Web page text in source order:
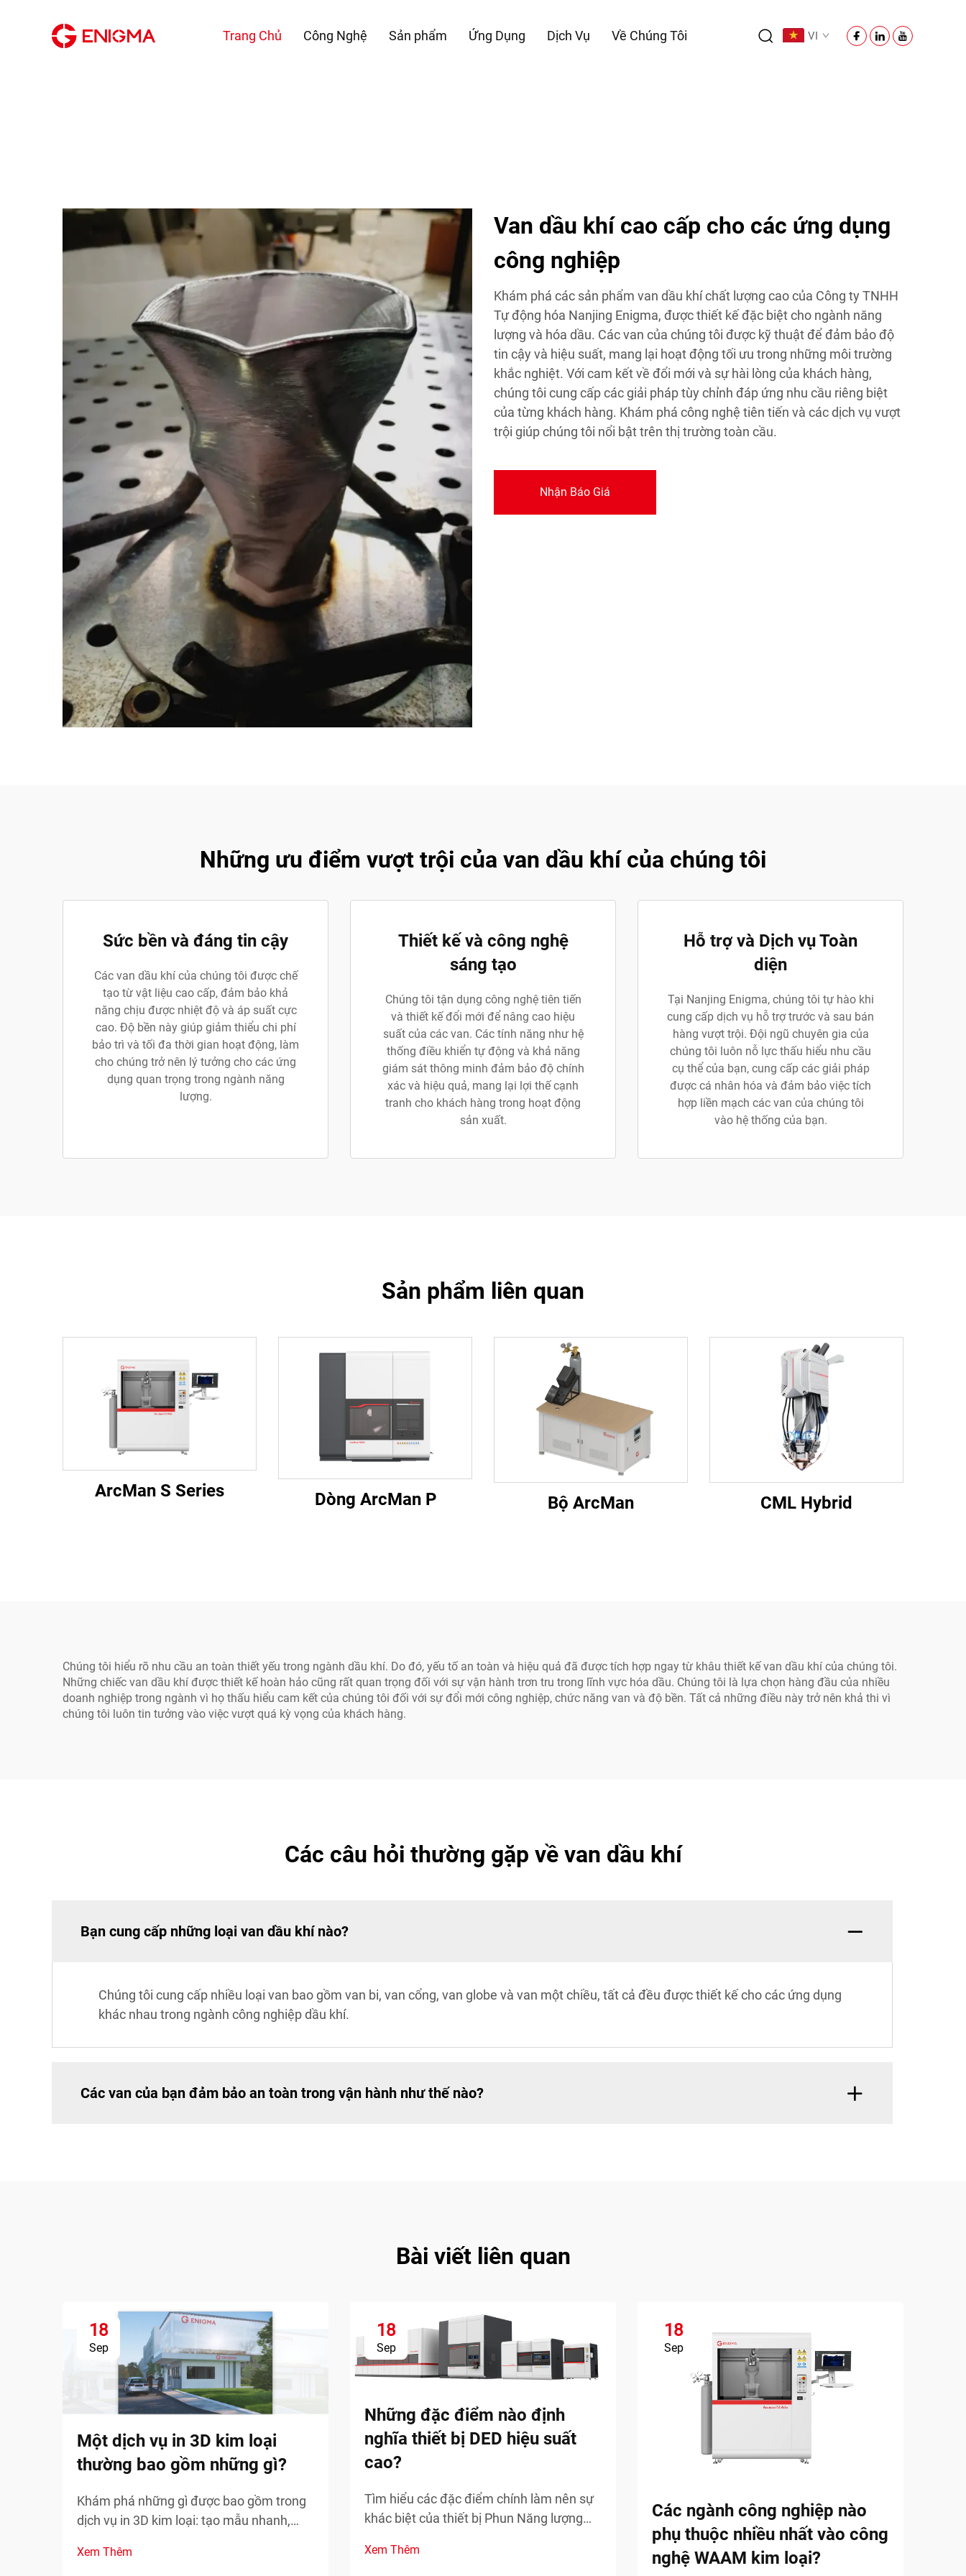
Trang Chủ Công Nghệ Sản phẩm Ứng Dụng Dịch Vụ Về Chúng Tôi VI
Van dầu khí cao cấp cho các ứng dụng
công nghiệp
Khám phá các sản phẩm van dầu khí chất lượng cao của Công ty TNHH
Tự động hóa Nanjing Enigma, được thiết kế đặc biệt cho ngành năng
lượng và hóa dầu. Các van của chúng tôi được kỹ thuật để đảm bảo độ
tin cậy và hiệu suất, mang lại hoạt động tối ưu trong những môi trường
khắc nghiệt. Với cam kết về đổi mới và sự hài lòng của khách hàng,
chúng tôi cung cấp các giải pháp tùy chỉnh đáp ứng nhu cầu riêng biệt
của từng khách hàng. Khám phá công nghệ tiên tiến và các dịch vụ vượt
trội giúp chúng tôi nổi bật trên thị trường toàn cầu.
Nhận Báo Giá
Những ưu điểm vượt trội của van dầu khí của chúng tôi
Sức bền và đáng tin cậy
Các van dầu khí của chúng tôi được chế
tạo từ vật liệu cao cấp, đảm bảo khả
năng chịu được nhiệt độ và áp suất cực
cao. Độ bền này giúp giảm thiểu chi phí
bảo trì và tối đa thời gian hoạt động, làm
cho chúng trở nên lý tưởng cho các ứng
dụng quan trọng trong ngành năng
lượng.
Thiết kế và công nghệ
sáng tạo
Chúng tôi tận dụng công nghệ tiên tiến
và thiết kế đổi mới để nâng cao hiệu
suất của các van. Các tính năng như hệ
thống điều khiển tự động và khả năng
giám sát thông minh đảm bảo độ chính
xác và hiệu quả, mang lại lợi thế cạnh
tranh cho khách hàng trong hoạt động
sản xuất.
Hỗ trợ và Dịch vụ Toàn
diện
Tại Nanjing Enigma, chúng tôi tự hào khi
cung cấp dịch vụ hỗ trợ trước và sau bán
hàng vượt trội. Đội ngũ chuyên gia của
chúng tôi luôn nỗ lực thấu hiểu nhu cầu
cụ thể của bạn, cung cấp các giải pháp
được cá nhân hóa và đảm bảo việc tích
hợp liền mạch các van của chúng tôi
vào hệ thống của bạn.
Sản phẩm liên quan
ArcMan S Series Dòng ArcMan P Bộ ArcMan CML Hybrid
Chúng tôi hiểu rõ nhu cầu an toàn thiết yếu trong ngành dầu khí. Do đó, yếu tố an toàn và hiệu quả đã được tích hợp ngay từ khâu thiết kế van dầu khí của chúng tôi.
Những chiếc van dầu khí được thiết kế hoàn hảo cũng rất quan trọng đối với sự vận hành trơn tru trong lĩnh vực hóa dầu. Chúng tôi là lựa chọn hàng đầu của nhiều
doanh nghiệp trong ngành vì họ thấu hiểu cam kết của chúng tôi đối với sự đổi mới công nghiệp, chức năng van và độ bền. Tất cả những điều này trở nên khả thi vì
chúng tôi luôn tin tưởng vào việc vượt quá kỳ vọng của khách hàng.
Các câu hỏi thường gặp về van dầu khí
Bạn cung cấp những loại van dầu khí nào?
Chúng tôi cung cấp nhiều loại van bao gồm van bi, van cổng, van globe và van một chiều, tất cả đều được thiết kế cho các ứng dụng
khác nhau trong ngành công nghiệp dầu khí.
Các van của bạn đảm bảo an toàn trong vận hành như thế nào?
Bài viết liên quan
18
Sep
Một dịch vụ in 3D kim loại
thường bao gồm những gì?
Khám phá những gì được bao gồm trong
dịch vụ in 3D kim loại: tạo mẫu nhanh,
xuất các bộ phận phức tạp. Giảm thời
Xem Thêm
18
Sep
Những đặc điểm nào định
nghĩa thiết bị DED hiệu suất
cao?
Tìm hiểu các đặc điểm chính làm nên sự
khác biệt của thiết bị Phun Năng lượng
ứng dụng công nghiệp. Tìm hiểu về độ
Xem Thêm
18
Sep
Các ngành công nghiệp nào
phụ thuộc nhiều nhất vào công
nghệ WAAM kim loại?